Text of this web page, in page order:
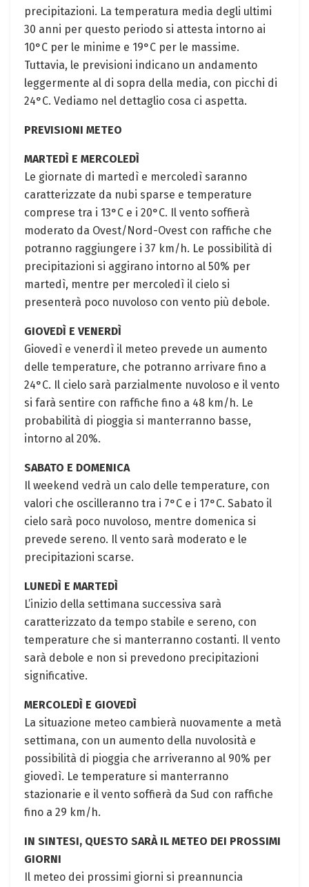
precipitazioni. La temperatura media degli ultimi
30 anni per questo periodo si attesta intorno ai
10°C per le minime e 19°C per le massime.
Tuttavia, le previsioni indicano un andamento
leggermente al di sopra della media, con picchi di
24°C. Vediamo nel dettaglio cosa ci aspetta.
PREVISIONI METEO
MARTEDÌ E MERCOLEDÌ
Le giornate di martedì e mercoledì saranno
caratterizzate da nubi sparse e temperature
comprese tra i 13°C e i 20°C. Il vento soffierà
moderato da Ovest/Nord-Ovest con raffiche che
potranno raggiungere i 37 km/h. Le possibilità di
precipitazioni si aggirano intorno al 50% per
martedì, mentre per mercoledì il cielo si
presenterà poco nuvoloso con vento più debole.
GIOVEDÌ E VENERDÌ
Giovedì e venerdì il meteo prevede un aumento
delle temperature, che potranno arrivare fino a
24°C. Il cielo sarà parzialmente nuvoloso e il vento
si farà sentire con raffiche fino a 48 km/h. Le
probabilità di pioggia si manterranno basse,
intorno al 20%.
SABATO E DOMENICA
Il weekend vedrà un calo delle temperature, con
valori che oscilleranno tra i 7°C e i 17°C. Sabato il
cielo sarà poco nuvoloso, mentre domenica si
prevede sereno. Il vento sarà moderato e le
precipitazioni scarse.
LUNEDÌ E MARTEDÌ
L’inizio della settimana successiva sarà
caratterizzato da tempo stabile e sereno, con
temperature che si manterranno costanti. Il vento
sarà debole e non si prevedono precipitazioni
significative.
MERCOLEDÌ E GIOVEDÌ
La situazione meteo cambierà nuovamente a metà
settimana, con un aumento della nuvolosità e
possibilità di pioggia che arriveranno al 90% per
giovedì. Le temperature si manterranno
stazionarie e il vento soffierà da Sud con raffiche
fino a 29 km/h.
IN SINTESI, QUESTO SARÀ IL METEO DEI PROSSIMI
GIORNI
Il meteo dei prossimi giorni si preannuncia